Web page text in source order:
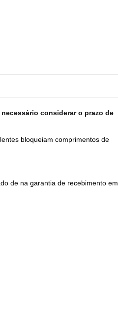
considerar o prazo de
bloqueiam comprimentos de
de na garantia de recebimento em